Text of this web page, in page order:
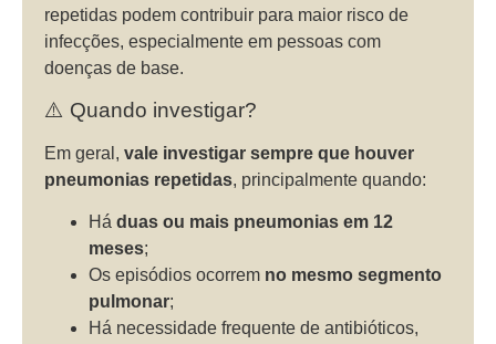
repetidas podem contribuir para maior risco de
infecções, especialmente em pessoas com
doenças de base.
⚠️ Quando investigar?
Em geral, vale investigar sempre que houver
pneumonias repetidas, principalmente quando:
Há duas ou mais pneumonias em 12
meses;
Os episódios ocorrem no mesmo segmento
pulmonar;
Há necessidade frequente de antibióticos,